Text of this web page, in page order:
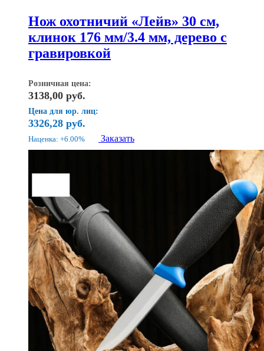
Нож охотничий «Лейв» 30 см,
клинок 176 мм/3.4 мм, дерево с
гравировкой
Розничная цена:
3138,00 руб.
Цена для юр. лиц:
3326,28 руб.
Наценка: +6.00% Заказать